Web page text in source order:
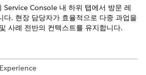
Service Console 내 하위 탭에서 방문 레
다. 현장 담당자가 효율적으로 다중 과업을
사례 전반의 컨텍스트를 유지합니다.